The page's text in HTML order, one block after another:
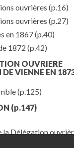
ouvrières (p.16)
ouvrières (p.27)
en 1867(p.40)
1872 (p.42)
OUVRIERE
VIENNE EN
(p.125)
(p.147)
la Délégation